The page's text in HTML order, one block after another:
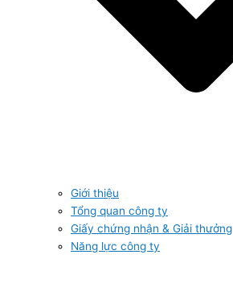
Giới thiệu
Tổng quan công ty
Giấy chứng nhận & Giải thưởng
Năng lực công ty